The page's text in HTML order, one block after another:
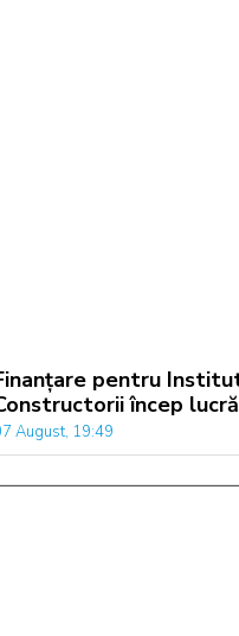
pentru
încep
August, 19:49